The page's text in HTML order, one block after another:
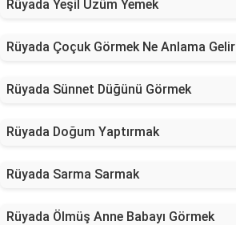
Rüyada Yeşil Üzüm Yemek
Rüyada Çoçuk Görmek Ne Anlama Gelir
Rüyada Sünnet Düğünü Görmek
Rüyada Doğum Yaptırmak
Rüyada Sarma Sarmak
Rüyada Ölmüş Anne Babayı Görmek